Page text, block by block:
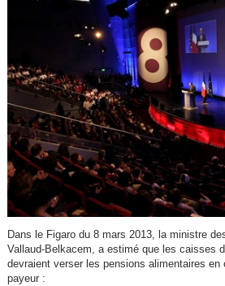
Dans le Figaro du 8 mars 2013, la ministre
Vallaud-Belkacem, a estimé que les caisses
devraient verser les pensions alimentaires en
payeur :